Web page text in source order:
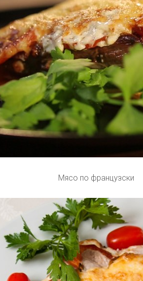
Мясо по французски